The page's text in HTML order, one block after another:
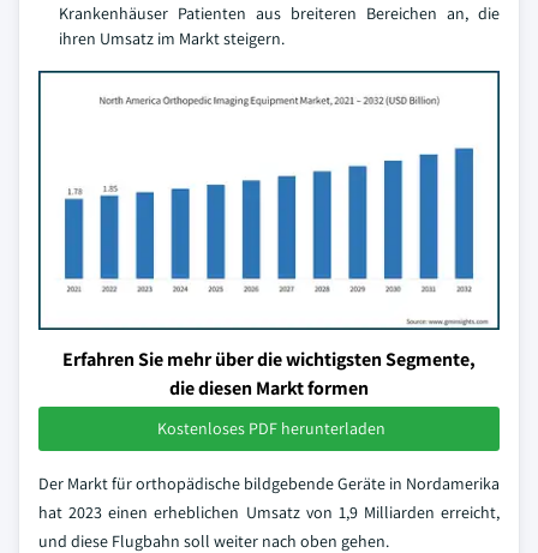
Krankenhäuser Patienten aus breiteren Bereichen an, die
ihren Umsatz im Markt steigern.
Erfahren Sie mehr über die wichtigsten Segmente,
die diesen Markt formen
Kostenloses PDF herunterladen
Der Markt für orthopädische bildgebende Geräte in Nordamerika
hat 2023 einen erheblichen Umsatz von 1,9 Milliarden erreicht,
und diese Flugbahn soll weiter nach oben gehen.